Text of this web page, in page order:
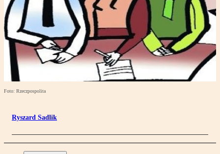
Foto: Rzeczpospolita
Ryszard Sadlik